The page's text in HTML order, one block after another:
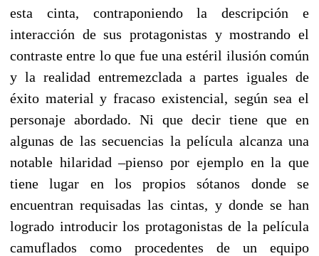
esta cinta, contraponiendo la descripción e
interacción de sus protagonistas y mostrando el
contraste entre lo que fue una estéril ilusión común
y la realidad entremezclada a partes iguales de
éxito material y fracaso existencial, según sea el
personaje abordado. Ni que decir tiene que en
algunas de las secuencias la película alcanza una
notable hilaridad –pienso por ejemplo en la que
tiene lugar en los propios sótanos donde se
encuentran requisadas las cintas, y donde se han
logrado introducir los protagonistas de la película
camuflados como procedentes de un equipo